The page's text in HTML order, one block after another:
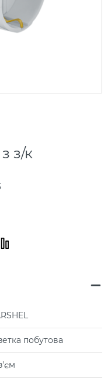
з/к
побутова